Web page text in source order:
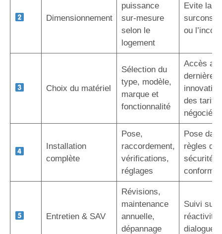
Dimensionnement
puissance
sur-mesure
selon le
logement
Evite la
ou
Choix du matériel
Sélection du
type, modèle,
marque et
fonctionnalité
Accès
dernières
des tarifs
négociés
Installation
complète
Pose,
raccordement,
vérifications,
réglages
Pose
règles de
sécurité
Entretien & SAV
Révisions,
maintenance
annuelle,
dépannage
Suivi sur
réactivité,
dialogue